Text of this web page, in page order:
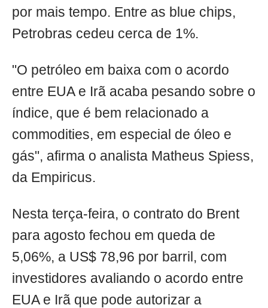
por mais tempo. Entre as blue chips,
Petrobras cedeu cerca de 1%.
"O petróleo em baixa com o acordo
entre EUA e Irã acaba pesando sobre o
índice, que é bem relacionado a
commodities, em especial de óleo e
gás", afirma o analista Matheus Spiess,
da Empiricus.
Nesta terça-feira, o contrato do Brent
para agosto fechou em queda de
5,06%, a US$ 78,96 por barril, com
investidores avaliando o acordo entre
EUA e Irã que pode autorizar a